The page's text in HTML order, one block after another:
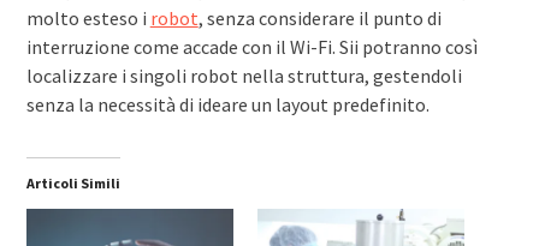
molto esteso i robot, senza considerare il punto di
interruzione come accade con il Wi-Fi. Sii potranno così
localizzare i singoli robot nella struttura, gestendoli
senza la necessità di ideare un layout predefinito.
Articoli Simili